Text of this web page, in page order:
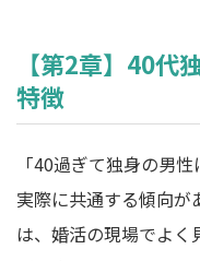
【第2章】40代
特徴
「40過ぎて独身の男
実際に共通する傾向が
は、婚活の現場でよ